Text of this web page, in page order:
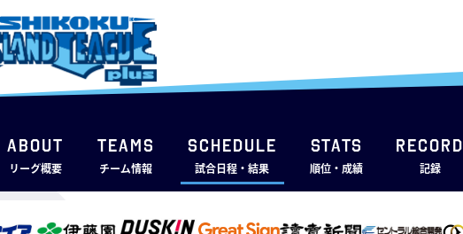
ABOUT
リーグ概要
TEAMS
チーム情報
SCHEDULE
試合日程・結果
STATS
順位・成績
RECORD
記録